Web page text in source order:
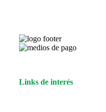
Links de interés